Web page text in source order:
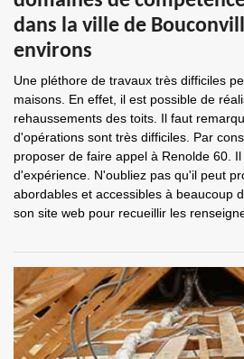
dans la ville de
environs
Une pléthore de travaux très difficiles
maisons. En effet, il est possible de
rehaussements des toits. Il faut
d'opérations sont très difficiles. Par
proposer de faire appel à Renolde 60.
d'expérience. N'oubliez pas qu'il peut
abordables et accessibles à beaucoup
son site web pour recueillir les